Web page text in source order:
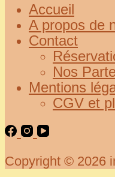
Accueil
A propos de
Contact
Nos
Mentions
CGV et
Copyright © 2026